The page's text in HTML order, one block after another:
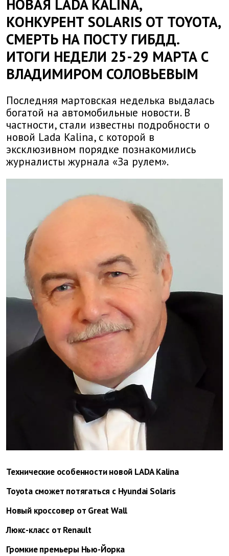
НОВАЯ LADA KALINA,
КОНКУРЕНТ SOLARIS ОТ TOYOTA,
СМЕРТЬ НА ПОСТУ ГИБДД.
ИТОГИ НЕДЕЛИ 25-29 МАРТА С
ВЛАДИМИРОМ СОЛОВЬЕВЫМ
Последняя мартовская неделька выдалась
богатой на автомобильные новости. В
частности, стали известны подробности о
новой Lada Kalina, с которой в
эксклюзивном порядке познакомились
журналисты журнала «За рулем».
Технические особенности новой LADA Kalina
Toyota сможет потягаться с Hyundai Solaris
Новый кроссовер от Great Wall
Люкс-класс от Renault
Громкие премьеры Нью-Йорка